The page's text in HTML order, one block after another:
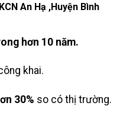
An Hạ ,Huyện Bình
hơn 10 năm.
khai.
30% so có thị trường.